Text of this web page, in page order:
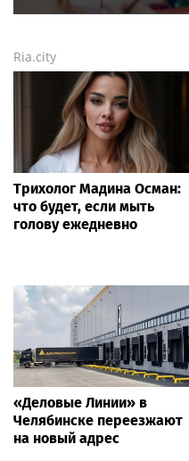
Ria.city
Трихолог Мадина Осман:
что будет, если мыть
голову ежедневно
«Деловые Линии» в
Челябинске переезжают
на новый адрес